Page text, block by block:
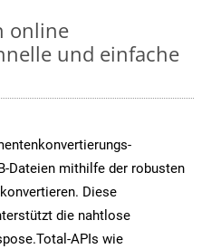
online
und einfache
Dateien mithilfe der robusten
Diese
die nahtlose
APIs wie